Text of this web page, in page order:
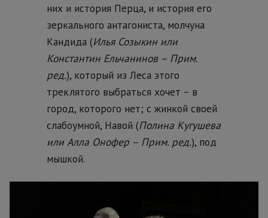
них и история Перца, и история его
зеркального антагониста, молчуна
Кандида (Илья Созыкин или
Константин Ельчанинов – Прим.
ред.), который из Леса этого
треклятого выбраться хочет – в
город, которого нет; с жинкой своей
слабоумной, Навой (Полина Кугушева
или Алла Онофер – Прим. ред.), под
мышкой.